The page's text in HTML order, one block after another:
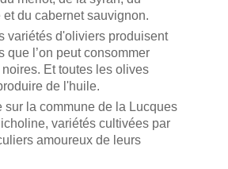
et du cabernet sauvignon.
variétés d'oliviers produisent
que l’on peut consommer
Et toutes les olives
de l'huile.
sur la commune de la Lucques
variétés cultivées par
amoureux de leurs